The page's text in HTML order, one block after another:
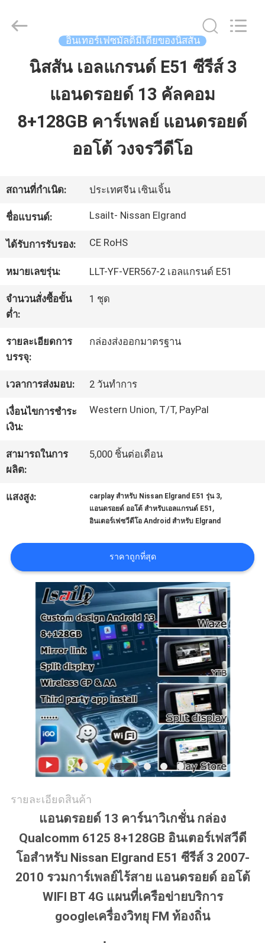
บ้าน
สินค้า
ทัวร์
คุณภาพ
ติดต่อ
เรา
คดี
แผนผัง
เว็บไซต์
PRIVACY
POLICY
Automobile
Electron
อินเทอร์เฟซมัลติมีเดียของนิสสัน
นิสสัน เอลแกรนด์ E51 ซีรีส์ 3
แอนดรอยด์ 13 คัลคอม
8+128GB คาร์เพลย์ แอนดรอยด์
ออโต้ วงจรวีดีโอ
สถานที่กำเนิด: ประเทศจีน เซินเจิ้น
ชื่อแบรนด์: Lsailt- Nissan Elgrand
ได้รับการรับรอง: CE RoHS
หมายเลขรุ่น: LLT-YF-VER567-2 เอลแกรนด์ E51
จำนวนสั่งซื้อขั้น
ต่ำ:
1 ชุด
รายละเอียดการ
บรรจุ:
กล่องส่งออกมาตรฐาน
เวลาการส่งมอบ: 2 วันทำการ
เงื่อนไขการชำระ
เงิน:
Western Union, T/T, PayPal
สามารถในการ
ผลิต:
5,000 ชิ้นต่อเดือน
แสงสูง: carplay สําหรับ Nissan Elgrand E51 รุ่น 3,
แอนดรอยด์ ออโต้ สําหรับเอลแกรนด์ E51 ,
อินเตอร์เฟซวีดีโอ Android สําหรับ Elgrand
ราคาถูกที่สุด
รายละเอียดสินค้า
แอนดรอยด์ 13 คาร์นาวิเกชั่น กล่อง
Qualcomm 6125 8+128GB อินเตอร์เฟสวีดี
โอสําหรับ Nissan Elgrand E51 ซีรีส์ 3 2007-
2010 รวมการ์เพลย์ไร้สาย แอนดรอยด์ ออโต้
WIFI BT 4G แผนที่เครือข่ายบริการ
googleเครื่องวิทยุ FM ท้องถิ่น